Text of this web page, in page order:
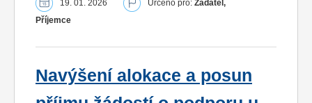
19. 01. 2026 Určeno pro: Žadatel,
Příjemce
Navýšení alokace a posun